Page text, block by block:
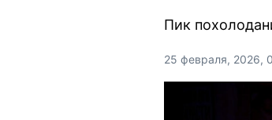
Пик
25 февраля, 2026,